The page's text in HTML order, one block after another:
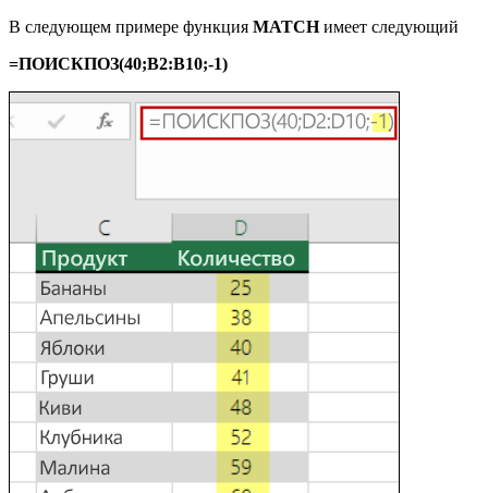
В следующем примере функция MATCHимеет следующий
=ПОИСКПОЗ(40;B2:B10;-1)